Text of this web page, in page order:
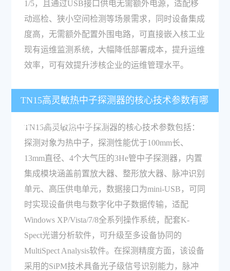
1/5，且通过USB接口供电无需额外电源，适配移
动巡检、狭小空间检测等场景需求，同时设备集成
度高，无需额外配置外围电路，可直接嵌入核工业
现有运维监测系统，大幅降低部署成本，提升运维
效率，可有效提升涉核企业的运维管理水平。
TN15高灵敏热中子探测器的核心技术参数有哪
些？探测精度表现如何？
TN15高灵敏热中子探测器的核心技术参数包括：
探测对象为热中子，探测性能优于100mm长、
13mm直径、4个大气压的3He管中子探测器，内置
集成模块涵盖前置放大器、整形放大器、脉冲识别
单元、高压供电单元，数据接口为mini-USB，可同
时实现设备供电与数字化中子数据传输，适配
Windows XP/Vista/7/8全系列操作系统，配套K-
Spect光谱分析软件，可升级至多设备协同的
MultiSpect Analysis软件。在探测精度方面，该设备
采用的SiPM技术具备光子级信号识别能力，脉冲